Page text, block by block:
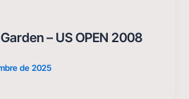
– US OPEN 2008
de 2025